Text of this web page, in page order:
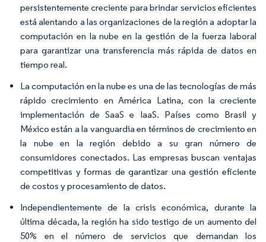
persistentemente creciente para brindar servicios eficientes
está alentando a las organizaciones de la región a adoptar la
computación en la nube en la gestión de la fuerza laboral
para garantizar una transferencia más rápida de datos en
tiempo real.
La computación en la nube es una de las tecnologías de más
rápido crecimiento en América Latina, con la creciente
implementación de SaaS e IaaS. Países como Brasil y
México están a la vanguardia en términos de crecimiento en
la nube en la región debido a su gran número de
consumidores conectados. Las empresas buscan ventajas
competitivas y formas de garantizar una gestión eficiente
de costos y procesamiento de datos.
Independientemente de la crisis económica, durante la
última década, la región ha sido testigo de un aumento del
50% en el número de servicios que demandan los